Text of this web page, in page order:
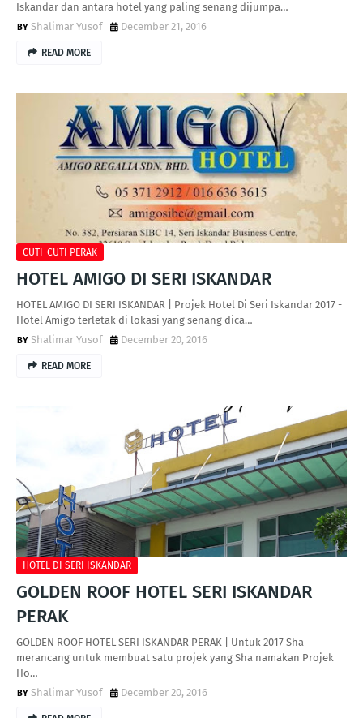
Iskandar dan antara hotel yang paling senang dijumpa…
Shalimar Yusof
December 21, 2016
READ MORE
CUTI-CUTI PERAK
HOTEL AMIGO DI SERI ISKANDAR
HOTEL AMIGO DI SERI ISKANDAR | Projek Hotel Di Seri Iskandar 2017 -
Hotel Amigo terletak di lokasi yang senang dica…
Shalimar Yusof
December 20, 2016
READ MORE
HOTEL DI SERI ISKANDAR
GOLDEN ROOF HOTEL SERI ISKANDAR
PERAK
GOLDEN ROOF HOTEL SERI ISKANDAR PERAK | Untuk 2017 Sha
merancang untuk membuat satu projek yang Sha namakan Projek
Ho…
Shalimar Yusof
December 20, 2016